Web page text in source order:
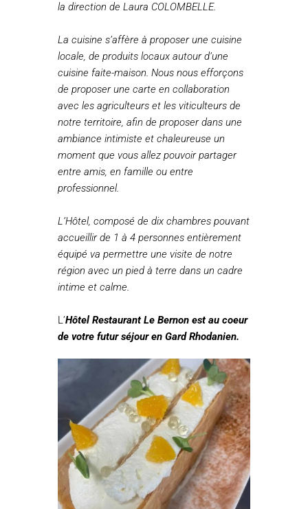
la direction de Laura COLOMBELLE.
La cuisine s’affère à proposer une cuisine
locale, de produits locaux autour d’une
cuisine faite-maison. Nous nous efforçons
de proposer une carte en collaboration
avec les agriculteurs et les viticulteurs de
notre territoire, afin de proposer dans une
ambiance intimiste et chaleureuse un
moment que vous allez pouvoir partager
entre amis, en famille ou entre
professionnel.
L’Hôtel, composé de dix chambres pouvant
accueillir de 1 à 4 personnes entièrement
équipé va permettre une visite de notre
région avec un pied à terre dans un cadre
intime et calme.
L’Hôtel Restaurant Le Bernon est au coeur
de votre futur séjour en Gard Rhodanien.